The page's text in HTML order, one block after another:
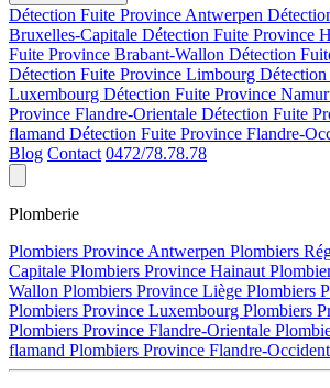
Détection Fuite Province Antwerpen
Bruxelles-Capitale Détection Fuite Province
Fuite Province Brabant-Wallon Détection
Détection Fuite Province Limbourg
Luxembourg Détection Fuite Province Namur
Province Flandre-Orientale Détection Fuite
flamand Détection Fuite Province Flandre-
Blog Contact 0472/78.78.78
Plomberie
Plombiers Province Antwerpen Plombiers
Capitale Plombiers Province Hainaut
Wallon Plombiers Province Liège Plombiers
Plombiers Province Luxembourg Plombiers
Plombiers Province Flandre-Orientale
flamand Plombiers Province Flandre-